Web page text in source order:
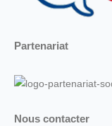
Partenariat
Nous contacter